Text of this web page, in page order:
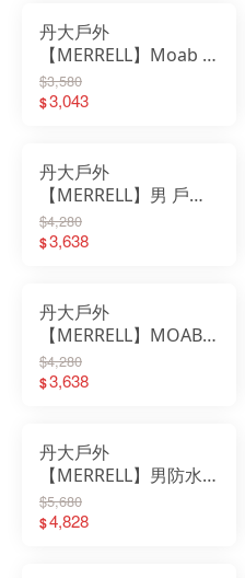
丹大戶外
【MERRELL】Moab 3
男款戶外健行鞋
ML00003590｜男鞋｜
$3,580
$3,043
丹大戶外
【MERRELL】男 戶外
鞋 淺褐色 ML037133
｜鞋子｜布鞋｜登山鞋
$4,280
$3,638
丹大戶外
【MERRELL】MOAB
SPEED 2 登山健行鞋
女款 ML037854｜登山
$4,280
$3,638
丹大戶外
【MERRELL】男防水
登山鞋 ML037519｜男
鞋｜鞋子｜布鞋｜登山
$5,680
$4,828